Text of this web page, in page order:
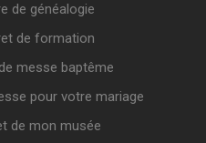
de généalogie
de formation
messe baptême
pour votre mariage
de mon musée